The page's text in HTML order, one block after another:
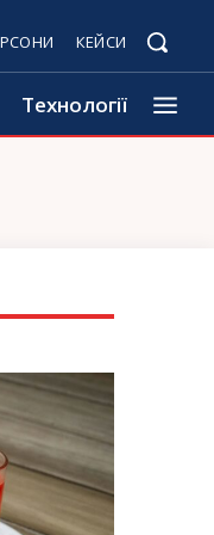
КЕЙСИ
Технології